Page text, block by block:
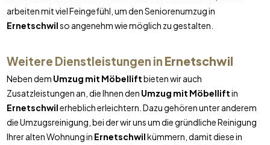
arbeiten mit viel Feingefühl, um den Seniorenumzug in
Ernetschwilso angenehm wie möglich zu gestalten.
Weitere Dienstleistungen in Ernetschwil
Neben dem Umzug mit Möbelliftbieten wir auch
Zusatzleistungen an, die Ihnen den Umzug mit Möbelliftin
Ernetschwilerheblich erleichtern. Dazu gehören unter anderem
die Umzugsreinigung, bei der wir uns um die gründliche Reinigung
Ihrer alten Wohnung in Ernetschwilkümmern, damit diese in